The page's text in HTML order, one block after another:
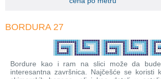
BORDURA 27
Bordure kao i ram na slici može da
interesantna završnica. Najčešće se koristi